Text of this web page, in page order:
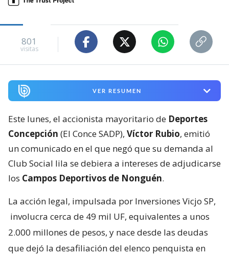
801
visitas
VER RESUMEN
Este lunes, el accionista mayoritario de Deportes
Concepción (El Conce SADP), Víctor Rubio, emitió
un comunicado en el que negó que su demanda al
Club Social lila se debiera a intereses de adjudicarse
los Campos Deportivos de Nonguén.
La acción legal, impulsada por Inversiones Vicjo SP,
involucra cerca de 49 mil UF, equivalentes a unos
2.000 millones de pesos, y nace desde las deudas
que dejó la desafiliación del elenco penquista en